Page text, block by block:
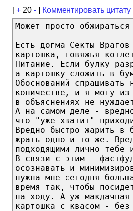
[+ 20 - ] Комментировать
Может просто
--------
Есть догма Секты
картошка, говяжья
Питание. Если булку
а картошку сложить в
Обоснований
количестве, и я могу из
в объяснениях не
А на самом деле -
что "уже хватит"
Вредно быстро жарить в
жрать одно и то же.
подходящими лично
В связи с этим -
осознавать и
нужна мне сегодня
время так, чтобы
на ходу. А уж макдачная
картошка с квасом - без